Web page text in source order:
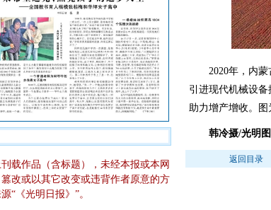
载作品（含标题），未经本报或本网
改或以其它改变或违背作者原意的方
“《光明日报》”。
2020年，内蒙古
引进现代机械设
助力增产增收。图
韩冷摄/光明
返回目录